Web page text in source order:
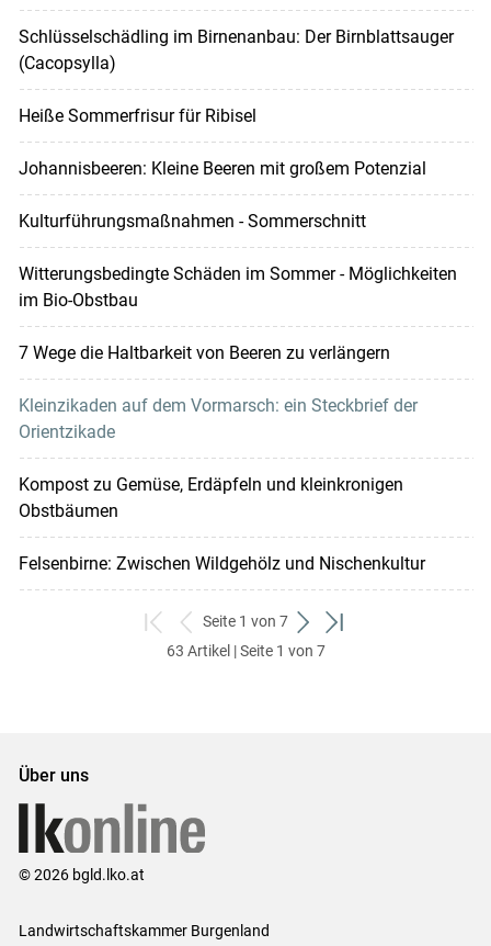
Schlüsselschädling im Birnenanbau: Der Birnblattsauger
(Cacopsylla)
Heiße Sommerfrisur für Ribisel
Johannisbeeren: Kleine Beeren mit großem Potenzial
Kulturführungsmaßnahmen - Sommerschnitt
Witterungsbedingte Schäden im Sommer - Möglichkeiten
im Bio-Obstbau
7 Wege die Haltbarkeit von Beeren zu verlängern
Kleinzikaden auf dem Vormarsch: ein Steckbrief der
Orientzikade
Kompost zu Gemüse, Erdäpfeln und kleinkronigen
Obstbäumen
Felsenbirne: Zwischen Wildgehölz und Nischenkultur
zum
ersten
zurück
zum
Seite 1 von 7
weiter
zum
zum
63 Artikel | Seite 1 von 7
Über uns
© 2026 bgld.lko.at
Landwirtschaftskammer Burgenland